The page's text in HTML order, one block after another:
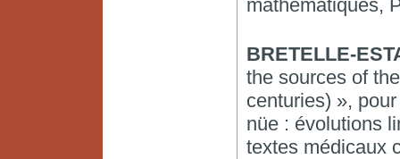
mathématiques,
BRETELLE-
the sources of
centuries) »,
nüe : évolutions
textes médicaux